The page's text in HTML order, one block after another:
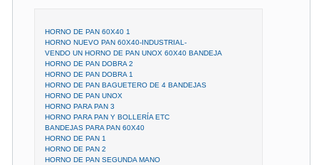
HORNO DE PAN 60X40 1
HORNO NUEVO PAN 60X40-INDUSTRIAL-
VENDO UN HORNO DE PAN UNOX 60X40 BANDEJA
HORNO DE PAN DOBRA 2
HORNO DE PAN DOBRA 1
HORNO DE PAN BAGUETERO DE 4 BANDEJAS
HORNO DE PAN UNOX
HORNO PARA PAN 3
HORNO PARA PAN Y BOLLERÍA ETC
BANDEJAS PARA PAN 60X40
HORNO DE PAN 1
HORNO DE PAN 2
HORNO DE PAN SEGUNDA MANO